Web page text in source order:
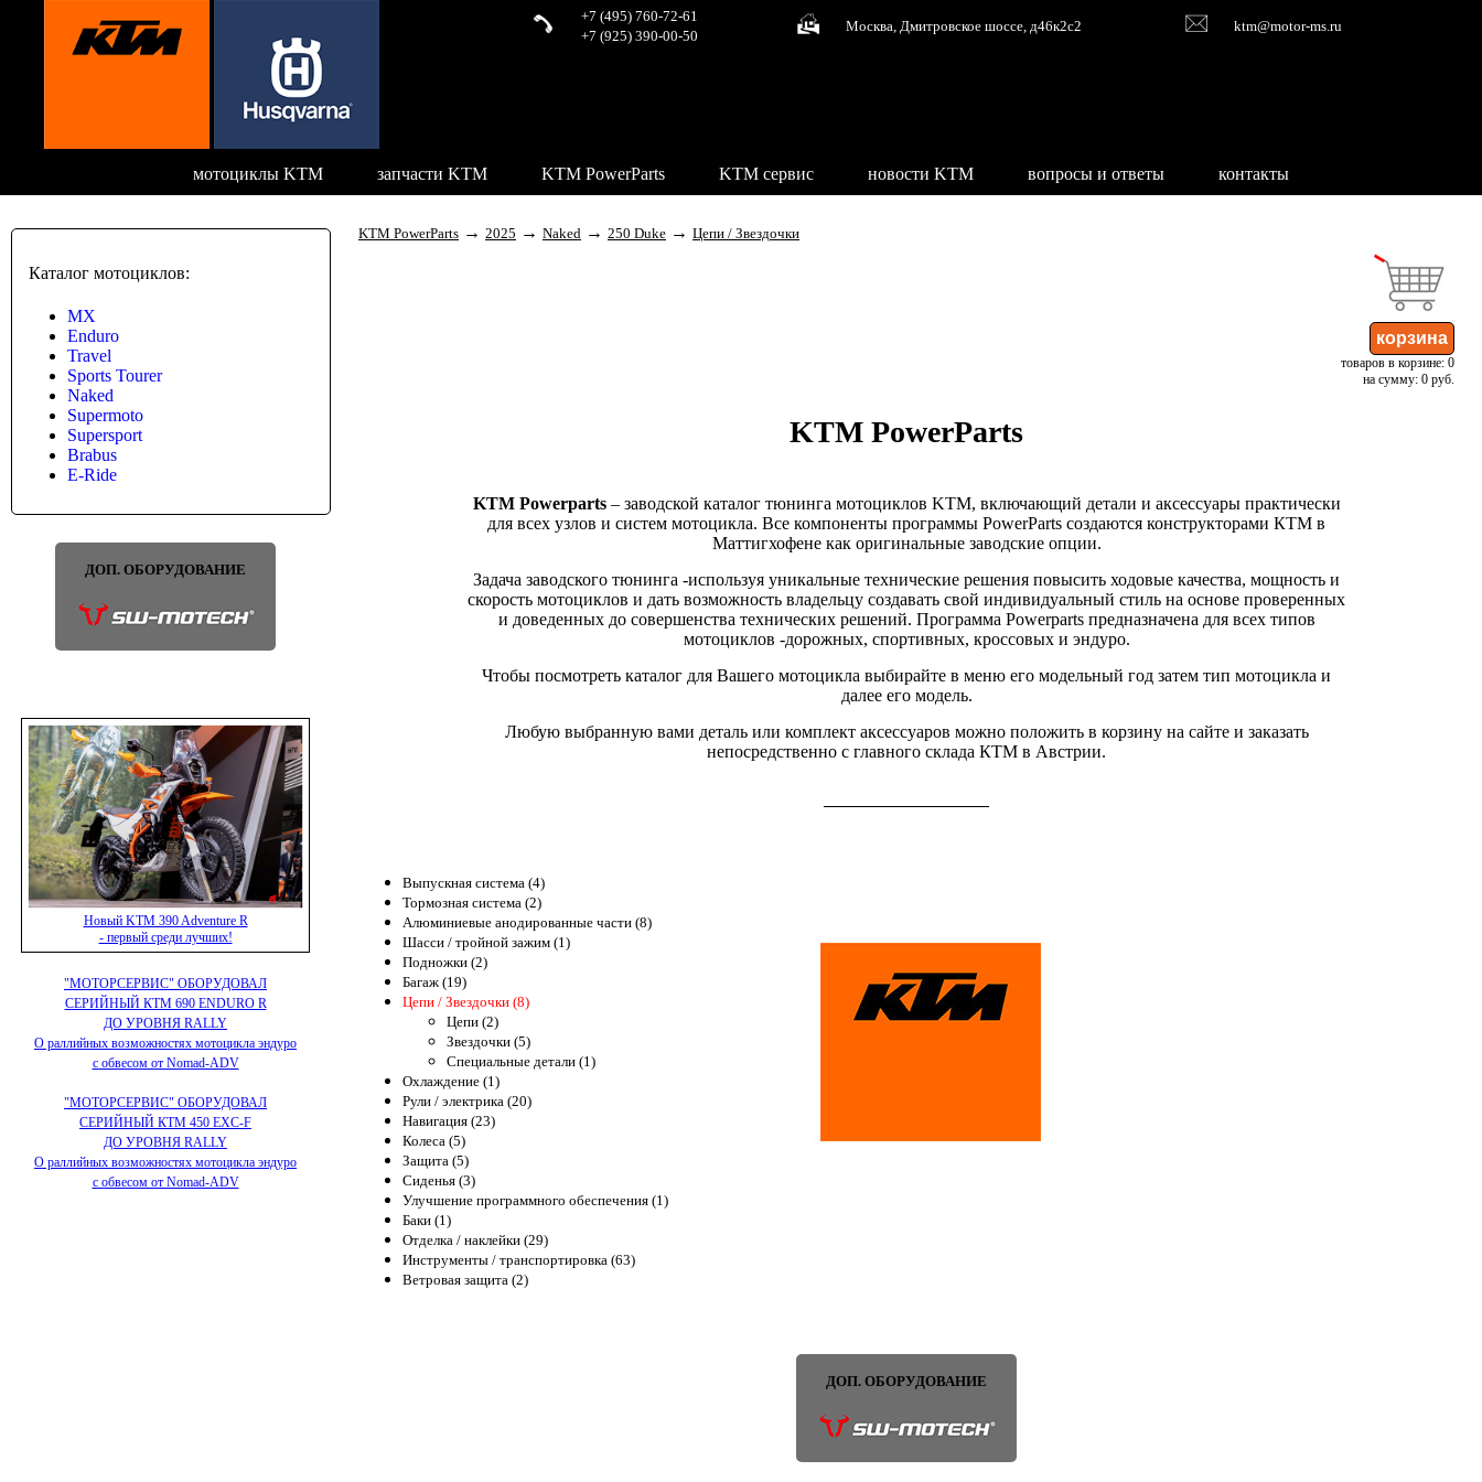
+7 (495) 760-72-61
+7 (925) 390-00-50
Москва, Дмитровское шоссе, д46к2с2 ktm@motor-ms.ru
мотоциклы KTM запчасти KTM KTM PowerParts KTM сервис новости KTM вопросы и ответы контакты
Каталог мотоциклов:
MX
Enduro
Travel
Sports Tourer
Naked
Supermoto
Supersport
Brabus
E-Ride
ДОП. ОБОРУДОВАНИЕ
Новый KTM 390 Adventure R
- первый среди лучших!
"МОТОРСЕРВИС" ОБОРУДОВАЛ
СЕРИЙНЫЙ КТМ 690 ENDURO R
ДО УРОВНЯ RALLY
О раллийных возможностях мотоцикла эндуро
с обвесом от Nomad-ADV
"МОТОРСЕРВИС" ОБОРУДОВАЛ
СЕРИЙНЫЙ КТМ 450 EXC-F
ДО УРОВНЯ RALLY
О раллийных возможностях мотоцикла эндуро
с обвесом от Nomad-ADV
KTM PowerParts → 2025 → Naked → 250 Duke → Цепи / Звездочки
товаров в корзине: 0
на сумму: 0 руб.
KTM PowerParts
KTM Powerparts– заводской каталог тюнинга мотоциклов KTM, включающий детали и аксессуары практически
для всех узлов и систем мотоцикла. Все компоненты программы PowerParts создаются конструкторами КТМ в
Маттигхофене как оригинальные заводские опции.
Задача заводского тюнинга -используя уникальные технические решения повысить ходовые качества, мощность и
скорость мотоциклов и дать возможность владельцу создавать свой индивидуальный стиль на основе проверенных
и доведенных до совершенства технических решений. Программа Powerparts предназначена для всех типов
мотоциклов -дорожных, спортивных, кроссовых и эндуро.
Чтобы посмотреть каталог для Вашего мотоцикла выбирайте в меню его модельный год затем тип мотоцикла и
далее его модель.
Любую выбранную вами деталь или комплект аксессуаров можно положить в корзину на сайте и заказать
непосредственно с главного склада КТМ в Австрии.
Выпускная система (4)
Тормозная система (2)
Алюминиевые анодированные части (8)
Шасси / тройной зажим (1)
Подножки (2)
Багаж (19)
Цепи / Звездочки (8)
Цепи (2)
Звездочки (5)
Специальные детали (1)
Охлаждение (1)
Рули / электрика (20)
Навигация (23)
Колеса (5)
Защита (5)
Сиденья (3)
Улучшение программного обеспечения (1)
Баки (1)
Отделка / наклейки (29)
Инструменты / транспортировка (63)
Ветровая защита (2)
ДОП. ОБОРУДОВАНИЕ